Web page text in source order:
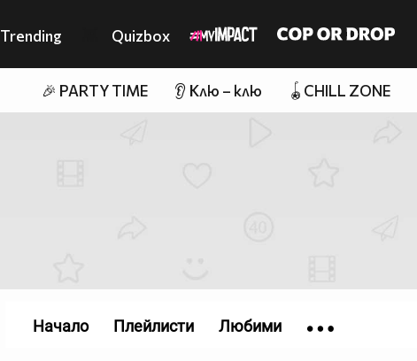
Trending Quizbox
🎉 PARTY TIME 👂 Клю – клю 🪀CHILL ZONE
Начало Плейлисти Любими